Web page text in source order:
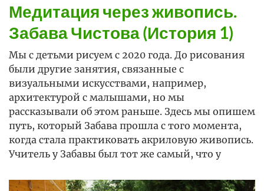
Медитация через живопись.
Забава Чистова (История 1)
Мы с детьми рисуем с 2020 года. До рисования
были другие занятия, связанные с
визуальными искусствами, например,
архитектурой с малышами, но мы
рассказывали об этом раньше. Здесь мы опишем
путь, который Забава прошла с того момента,
когда стала практиковать акриловую живопись.
Учитель у Забавы был тот же самый, что у